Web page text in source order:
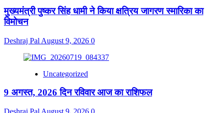
जताया
मुख्यमंत्री पुष्कर सिंह धामी ने किया क्षत्रिय जागरण स्मारिका का
विमोचन
Deshraj Pal August 9, 2026 0
Uncategorized
9 अगस्त, 2026 दिन रविवार आज का राशिफल
Deshraj Pal August 9, 2026 0